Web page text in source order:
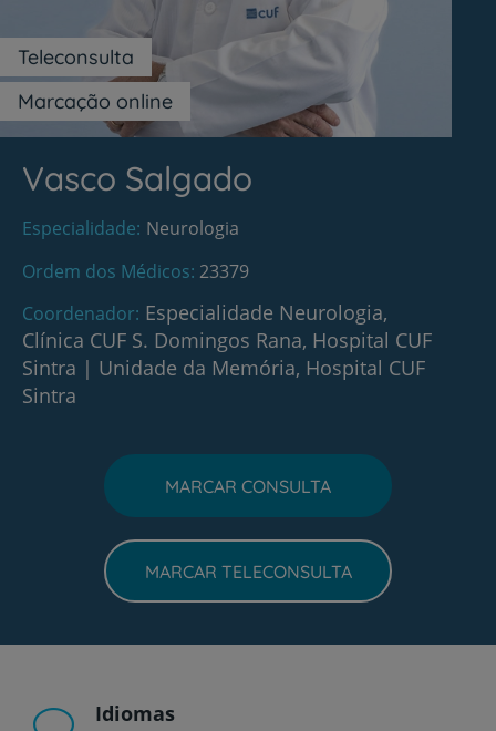
Marcação online
Teleconsulta
Vasco Salgado
Especialidade Neurologia
Ordem dos Médicos 23379
Coordenador Especialidade Neurologia,
Clínica CUF S. Domingos Rana, Hospital CUF
Sintra | Unidade da Memória, Hospital CUF
Sintra
MARCAR CONSULTA
MARCAR TELECONSULTA
Idiomas